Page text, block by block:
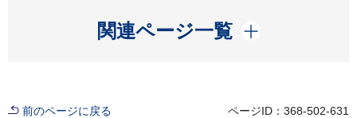
関連ページ一覧
開く
前のページに戻る ページID：368-502-631